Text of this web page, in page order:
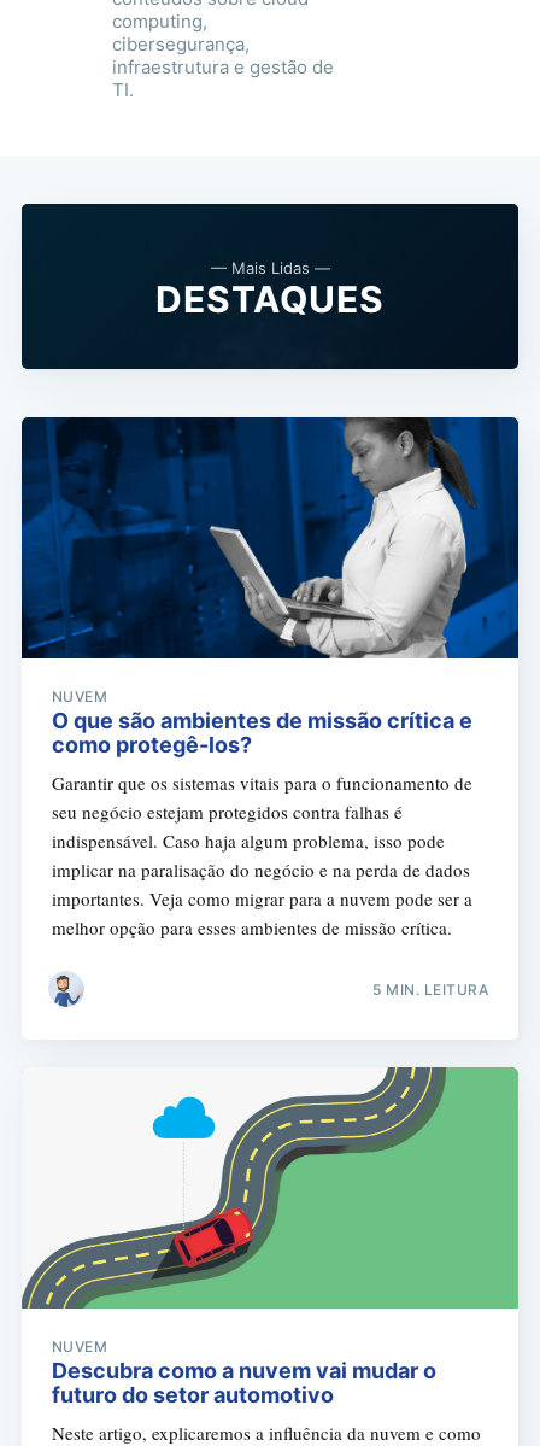
computing,
cibersegurança,
infraestrutura e gestão de
TI.
— Mais Lidas —
DESTAQUES
NUVEM
O que são ambientes de missão crítica e
como protegê-los?
Garantir que os sistemas vitais para o funcionamento de
seu negócio estejam protegidos contra falhas é
indispensável. Caso haja algum problema, isso pode
implicar na paralisação do negócio e na perda de dados
importantes. Veja como migrar para a nuvem pode ser a
melhor opção para esses ambientes de missão crítica.
5 MIN. LEITURA
NUVEM
Descubra como a nuvem vai mudar o
futuro do setor automotivo
Neste artigo, explicaremos a influência da nuvem e como